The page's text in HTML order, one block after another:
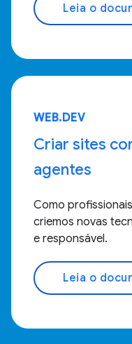
Leia o
WEB.DEV
Criar sites
agentes
Como
criemos novas
e responsável.
Leia o